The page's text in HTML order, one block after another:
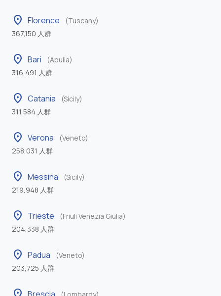
location_on Florence
(Tuscany)
367,150 人群
location_on Bari
(Apulia)
316,491 人群
location_on Catania
(Sicily)
311,584 人群
location_on Verona
(Veneto)
258,031 人群
location_on Messina
(Sicily)
219,948 人群
location_on Trieste
(Friuli Venezia Giulia)
204,338 人群
location_on Padua
(Veneto)
203,725 人群